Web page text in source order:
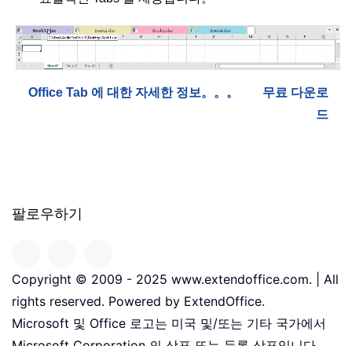
Office Tab 에 대한 자세한 정보。。。
무료 다운로
드
팔로우하기
Copyright © 2009 - 2025 www.extendoffice.com. | All
rights reserved. Powered by ExtendOffice.
Microsoft 및 Office 로고는 미국 및/또는 기타 국가에서